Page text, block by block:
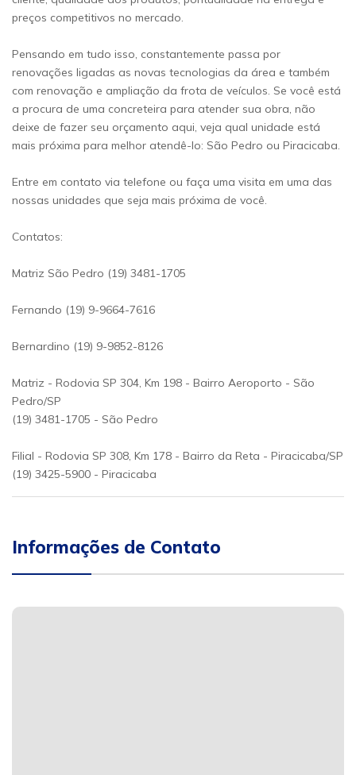
preços competitivos no mercado.
Pensando em tudo isso, constantemente passa por
renovações ligadas as novas tecnologias da área e também
com renovação e ampliação da frota de veículos. Se você está
a procura de uma concreteira para atender sua obra, não
deixe de fazer seu orçamento aqui, veja qual unidade está
mais próxima para melhor atendê-lo: São Pedro ou Piracicaba.
Entre em contato via telefone ou faça uma visita em uma das
nossas unidades que seja mais próxima de você.
Contatos:
Matriz São Pedro (19) 3481-1705
Fernando (19) 9-9664-7616
Bernardino (19) 9-9852-8126
Matriz - Rodovia SP 304, Km 198 - Bairro Aeroporto - São
Pedro/SP
(19) 3481-1705 - São Pedro
Filial - Rodovia SP 308, Km 178 - Bairro da Reta - Piracicaba/SP
(19) 3425-5900 - Piracicaba
Informações de Contato